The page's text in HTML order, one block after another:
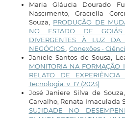
Maria Gláucia Dourado
Nascimento, Graciella
Souza, PRODUÇÃO DE
NO ESTADO DE
DIVERGENTES À LUZ
NEGÓCIOS Conexões -
Janiele Santos de Sousa,
MONITORIA NA FORMAÇÃO
RELATO DE EXPERIÊNCIA
Tecnologia: v. 17 (2023)
José Janiere Silva de
Carvalho, Renata Imaculada
SUJIDADE NO